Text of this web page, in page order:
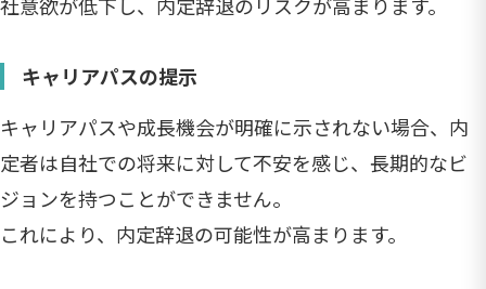
社意欲が低下し、内定辞退のリスクが高まります。
キャリアパスの提示
キャリアパスや成長機会が明確に示されない場合、内
定者は自社での将来に対して不安を感じ、長期的なビ
ジョンを持つことができません。
これにより、内定辞退の可能性が高まります。